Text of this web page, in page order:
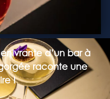
d’un bar à
raconte une
!